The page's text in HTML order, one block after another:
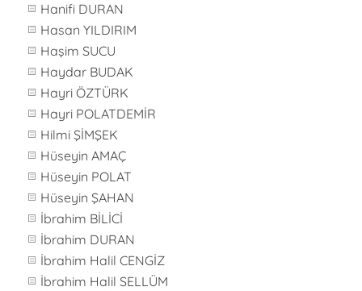
Hanifi DURAN
Hasan YILDIRIM
Haşim SUCU
Haydar BUDAK
Hayri ÖZTÜRK
Hayri POLATDEMİR
Hilmi ŞİMŞEK
Hüseyin AMAÇ
Hüseyin POLAT
Hüseyin ŞAHAN
İbrahim BİLİCİ
İbrahim DURAN
İbrahim Halil CENGİZ
İbrahim Halil SELLÜM